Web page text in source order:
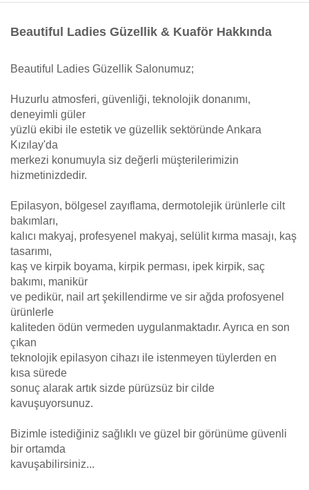
Beautiful Ladies Güzellik & Kuaför Hakkında
Beautiful Ladies Güzellik Salonumuz;
Huzurlu atmosferi, güvenliği, teknolojik donanımı,
deneyimli güler
yüzlü ekibi ile estetik ve güzellik sektöründe Ankara
Kızılay'da
merkezi konumuyla siz değerli müşterilerimizin
hizmetinizdedir.
Epilasyon, bölgesel zayıflama, dermotolejik ürünlerle cilt
bakımları,
kalıcı makyaj, profesyenel makyaj, selülit kırma masajı, kaş
tasarımı,
kaş ve kirpik boyama, kirpik perması, ipek kirpik, saç
bakımı, manikür
ve pedikür, nail art şekillendirme ve sir ağda profosyenel
ürünlerle
kaliteden ödün vermeden uygulanmaktadır. Ayrıca en son
çıkan
teknolojik epilasyon cihazı ile istenmeyen tüylerden en
kısa sürede
sonuç alarak artık sizde pürüzsüz bir cilde
kavuşuyorsunuz.
Bizimle istediğiniz sağlıklı ve güzel bir görünüme güvenli
bir ortamda
kavuşabilirsiniz...